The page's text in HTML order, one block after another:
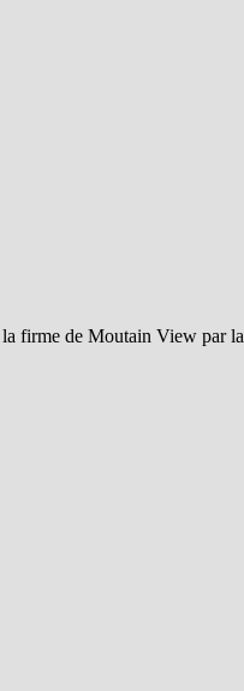
firme de Moutain View par